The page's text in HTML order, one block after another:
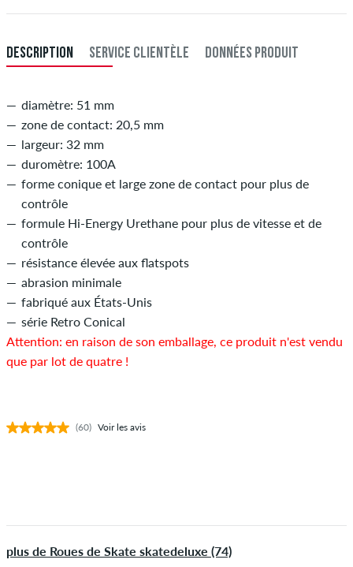
DESCRIPTION SERVICE CLIENTÈLE DONNÉES PRODUIT
diamètre: 51 mm
zone de contact: 20,5 mm
largeur: 32 mm
duromètre: 100A
forme conique et large zone de contact pour plus de
contrôle
formule Hi-Energy Urethane pour plus de vitesse et de
contrôle
résistance élevée aux flatspots
abrasion minimale
fabriqué aux États-Unis
série Retro Conical
Attention: en raison de son emballage, ce produit n'est vendu
que par lot de quatre !
(60) Voir les avis
plus de Roues de Skate skatedeluxe (74)